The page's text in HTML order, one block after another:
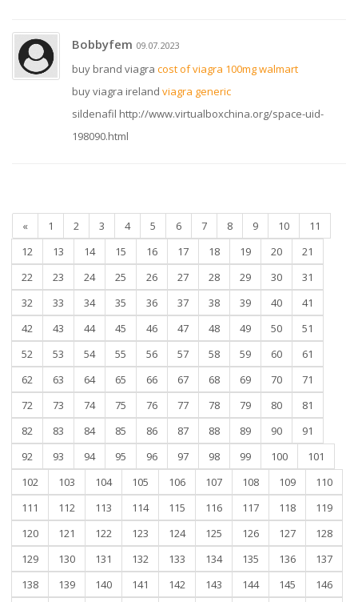
Bobbyfem 09.07.2023
buy brand viagra cost of viagra 100mg walmart
buy viagra ireland viagra generic
sildenafil http://www.virtualboxchina.org/space-uid-
198090.html
« 1 2 3 4 5 6 7 8 9 10
11
12
13 14 15 16 17 18 19 20
21
22
23 24 25 26 27 28 29 30
31
32
33 34 35 36 37 38 39 40
41
42
43 44 45 46 47 48 49 50
51
52
53 54 55 56 57 58 59 60
61
62
63 64 65 66 67 68 69 70
71
72
73 74 75 76 77 78 79 80
81
82
83 84 85 86 87 88 89 90
91
92
93 94 95 96 97 98 99 100
101
102
103 104 105 106 107 108 109
110
111
112 113 114 115 116 117 118
119
120
121 122 123 124 125 126 127
128
129
130 131 132 133 134 135 136
137
138
139 140 141 142 143 144 145
146